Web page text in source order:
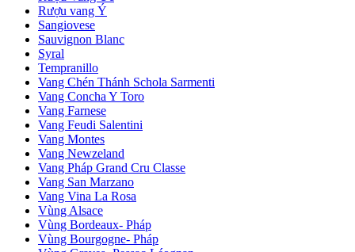
Rượu vang Ý
Sangiovese
Sauvignon Blanc
Syral
Tempranillo
Vang Chén Thánh Schola Sarmenti
Vang Concha Y Toro
Vang Farnese
Vang Feudi Salentini
Vang Montes
Vang Newzeland
Vang Pháp Grand Cru Classe
Vang San Marzano
Vang Vina La Rosa
Vùng Alsace
Vùng Bordeaux- Pháp
Vùng Bourgogne- Pháp